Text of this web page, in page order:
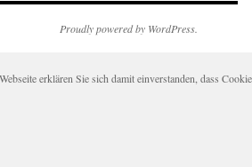
Proudly powered by WordPress.
erklären Sie sich damit einverstanden, dass